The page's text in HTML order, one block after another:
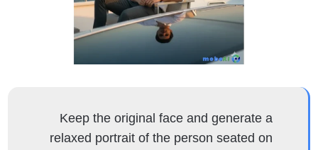
Keep the original face and generate a
relaxed portrait of the person seated on